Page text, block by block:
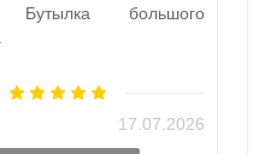
Бутылка большого
17.07.2026